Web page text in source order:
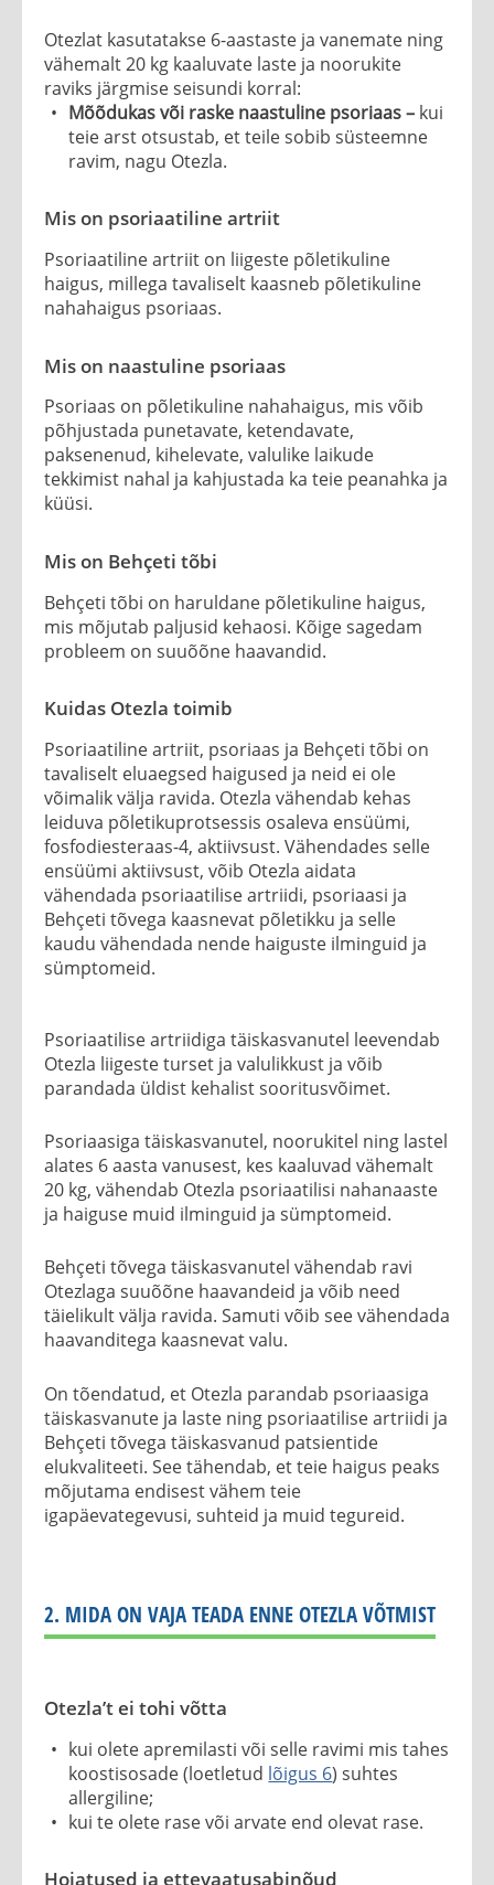
Otezlat kasutatakse 6-aastaste ja vanemate ning
vähemalt 20 kg kaaluvate laste ja noorukite
raviks järgmise seisundi korral:
Mõõdukas või raske naastuline psoriaas – kui
teie arst otsustab, et teile sobib süsteemne
ravim, nagu Otezla.
Mis on psoriaatiline artriit
Psoriaatiline artriit on liigeste põletikuline
haigus, millega tavaliselt kaasneb põletikuline
nahahaigus psoriaas.
Mis on naastuline psoriaas
Psoriaas on põletikuline nahahaigus, mis võib
põhjustada punetavate, ketendavate,
paksenenud, kihelevate, valulike laikude
tekkimist nahal ja kahjustada ka teie peanahka ja
küüsi.
Mis on Behçeti tõbi
Behçeti tõbi on haruldane põletikuline haigus,
mis mõjutab paljusid kehaosi. Kõige sagedam
probleem on suuõõne haavandid.
Kuidas Otezla toimib
Psoriaatiline artriit, psoriaas ja Behçeti tõbi on
tavaliselt eluaegsed haigused ja neid ei ole
võimalik välja ravida. Otezla vähendab kehas
leiduva põletikuprotsessis osaleva ensüümi,
fosfodiesteraas-4, aktiivsust. Vähendades selle
ensüümi aktiivsust, võib Otezla aidata
vähendada psoriaatilise artriidi, psoriaasi ja
Behçeti tõvega kaasnevat põletikku ja selle
kaudu vähendada nende haiguste ilminguid ja
sümptomeid.
Psoriaatilise artriidiga täiskasvanutel leevendab
Otezla liigeste turset ja valulikkust ja võib
parandada üldist kehalist sooritusvõimet.
Psoriaasiga täiskasvanutel, noorukitel ning lastel
alates 6 aasta vanusest, kes kaaluvad vähemalt
20 kg, vähendab Otezla psoriaatilisi nahanaaste
ja haiguse muid ilminguid ja sümptomeid.
Behçeti tõvega täiskasvanutel vähendab ravi
Otezlaga suuõõne haavandeid ja võib need
täielikult välja ravida. Samuti võib see vähendada
haavanditega kaasnevat valu.
On tõendatud, et Otezla parandab psoriaasiga
täiskasvanute ja laste ning psoriaatilise artriidi ja
Behçeti tõvega täiskasvanud patsientide
elukvaliteeti. See tähendab, et teie haigus peaks
mõjutama endisest vähem teie
igapäevategevusi, suhteid ja muid tegureid.
2. MIDA ON VAJA TEADA ENNE OTEZLA VÕTMIST
Otezla’t ei tohi võtta
kui olete apremilasti või selle ravimi mis tahes
koostisosade (loetletud lõigus 6) suhtes
allergiline;
kui te olete rase või arvate end olevat rase.
Hoiatused ja ettevaatusabinõud